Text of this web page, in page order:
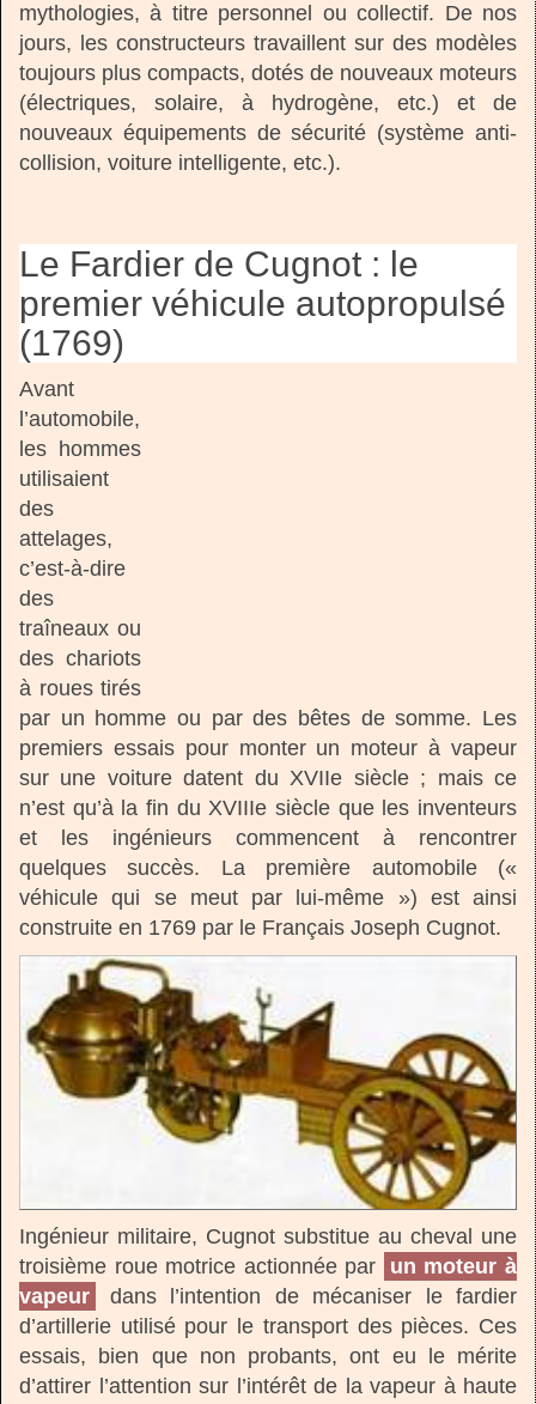
mythologies, à titre personnel ou collectif. De nos
jours, les constructeurs travaillent sur des modèles
toujours plus compacts, dotés de nouveaux moteurs
(électriques, solaire, à hydrogène, etc.) et de
nouveaux équipements de sécurité (système anti-
collision, voiture intelligente, etc.).
Le Fardier de Cugnot : le
premier véhicule autopropulsé
(1769)
Avant
l’automobile,
les hommes
utilisaient
des
attelages,
c’est-à-dire
des
traîneaux ou
des chariots
à roues tirés
par un homme ou par des bêtes de somme. Les
premiers essais pour monter un moteur à vapeur
sur une voiture datent du XVIIe siècle ; mais ce
n’est qu’à la fin du XVIIIe siècle que les inventeurs
et les ingénieurs commencent à rencontrer
quelques succès. La première automobile («
véhicule qui se meut par lui-même ») est ainsi
construite en 1769 par le Français Joseph Cugnot.
Ingénieur militaire, Cugnot substitue au cheval une
troisième roue motrice actionnée par
un moteur à
vapeur
dans l’intention de mécaniser le fardier
d’artillerie utilisé pour le transport des pièces. Ces
essais, bien que non probants, ont eu le mérite
d’attirer l’attention sur l’intérêt de la vapeur à haute